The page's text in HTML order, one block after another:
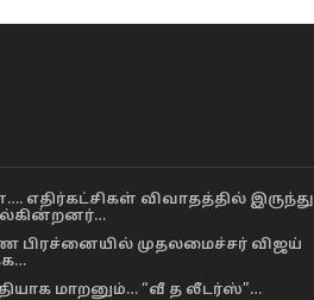
எதிர்கட்சிகள் விவாதத்தில் இருந்து
பிரச்னையில் முதலமைச்சர் விஜய்
மாறனும்… “வீ த லீடர்ஸ்”…